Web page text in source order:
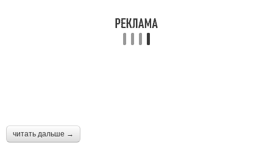
читать дальше →